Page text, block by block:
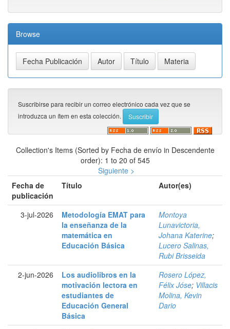
Browse
Suscribirse para recibir un correo electrónico cada vez que se
introduzca un ítem en esta colección.
Collection's Items (Sorted by Fecha de envío in Descendente
order): 1 to 20 of 545
Siguiente >
Fecha de
publicación
Título Autor(es)
3-jul-2026
Metodología EMAT para
la enseñanza de la
matemática en
Educación Básica
Montoya
Lunavictoria,
Johana Katerine;
Lucero Salinas,
Rubi Brisseida
2-jun-2026
Los audiolibros en la
motivación lectora en
estudiantes de
Educación General
Básica
Rosero López,
Félix Jóse; Villacis
Molina, Kevin
Dario